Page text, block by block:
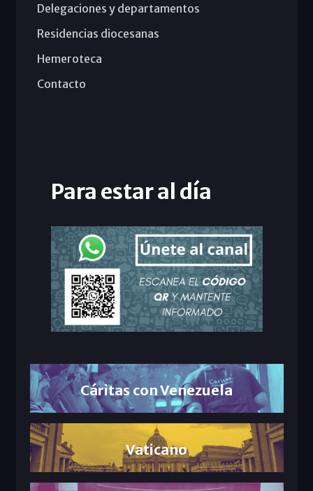
Delegaciones y departamentos
Residencias diocesanas
Hemeroteca
Contacto
Para estar al día
Cáritas con Venezuela
Vaticano